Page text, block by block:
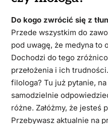
Do kogo zwrócić się z
Przede wszystkim do
pod uwagę, że medyna to
Dochodzi do tego
przełożenia i ich
filologa? Tu już pytanie,
samodzielnie
różne. Załóżmy, że jesteś
Przebywasz aktualnie na